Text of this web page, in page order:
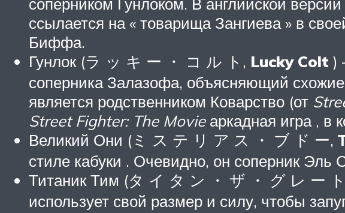
ссылается на « товарища Зангиева » в
Биффа.
Гунлок (ラ ッ キ ー ・ コ ル ト, Lucky Colt )
соперника Залазофа, объясняющий
является родственником Коварство (от
Street Fighter: The Movieаркадная игра , в
Великий Они (ミ ス テ リ ア ス ・ ブ ド ー,
стиле кабуки . Очевидно, он соперник Эль
Титаник Тим (タ イ タ ン ・ ザ ・ グ レ ー
использует свой размер и силу, чтобы